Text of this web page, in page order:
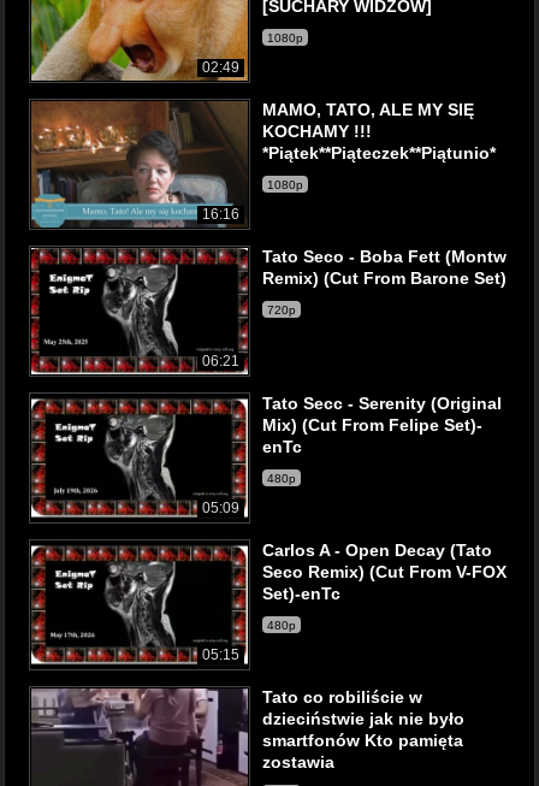
02:49
[SUCHARY WIDZÓW]
1080p
16:16
MAMO, TATO, ALE MY SIĘ
KOCHAMY !!!
*Piątek**Piąteczek**Piątunio*
1080p
06:21
Tato Seco - Boba Fett (Montw
Remix) (Cut From Barone Set)
720p
05:09
Tato Secc - Serenity (Original
Mix) (Cut From Felipe Set)-
enTc
480p
05:15
Carlos A - Open Decay (Tato
Seco Remix) (Cut From V-FOX
Set)-enTc
480p
Tato co robiliście w
dzieciństwie jak nie było
smartfonów Kto pamięta
zostawia